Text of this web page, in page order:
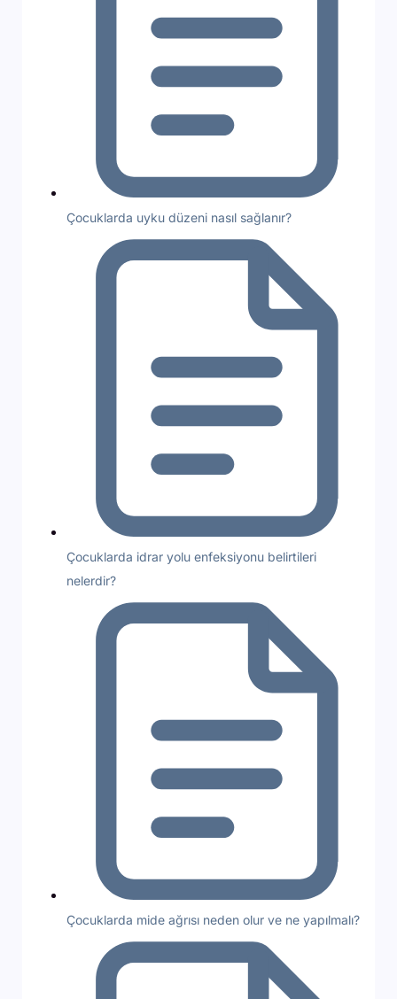
Çocuklarda uyku düzeni nasıl sağlanır?
Çocuklarda idrar yolu enfeksiyonu belirtileri
nelerdir?
Çocuklarda mide ağrısı neden olur ve ne yapılmalı?